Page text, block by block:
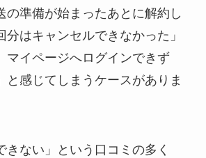
の準備が始まったあとに解約し
分はキャンセルできなかった」
マイページへログインできず
と感じてしまうケースがありま
きない」という口コミの多く